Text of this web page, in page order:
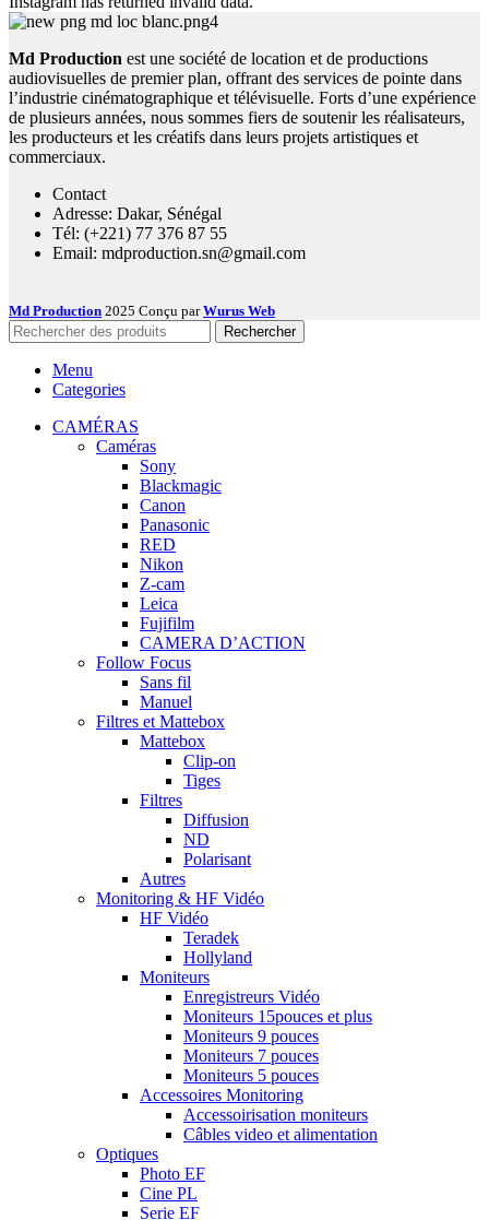
Md Production est une société de location et de productions
audiovisuelles de premier plan, offrant des services de pointe dans
l’industrie cinématographique et télévisuelle. Forts d’une expérience
de plusieurs années, nous sommes fiers de soutenir les réalisateurs,
les producteurs et les créatifs dans leurs projets artistiques et
commerciaux.
Contact
Adresse: Dakar, Sénégal
Tél: (+221) 77 376 87 55
Email: mdproduction.sn@gmail.com
Md Production 2025 Conçu parWurus Web
Rechercher
Menu
Categories
CAMÉRAS
Caméras
Sony
Blackmagic
Canon
Panasonic
RED
Nikon
Z-cam
Leica
Fujifilm
CAMERA D’ACTION
Follow Focus
Sans fil
Manuel
Filtres et Mattebox
Mattebox
Clip-on
Tiges
Filtres
Diffusion
ND
Polarisant
Autres
Monitoring & HF Vidéo
HF Vidéo
Teradek
Hollyland
Moniteurs
Enregistreurs Vidéo
Moniteurs 15pouces et plus
Moniteurs 9 pouces
Moniteurs 7 pouces
Moniteurs 5 pouces
Accessoires Monitoring
Accessoirisation moniteurs
Câbles video et alimentation
Optiques
Photo EF
Cine PL
Serie EF